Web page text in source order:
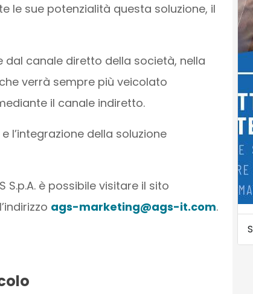
le sue potenzialità questa soluzione, il
canale diretto della società, nella
verrà sempre più veicolato
il canale indiretto.
l’integrazione della soluzione
S.p.A. è possibile visitare il sito
ags-marketing@ags-it.com.